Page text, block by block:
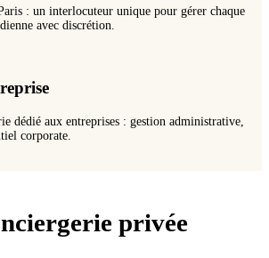
: un interlocuteur unique pour gérer chaque
avec discrétion.
dédié aux entreprises : gestion administrative,
corporate.
privée